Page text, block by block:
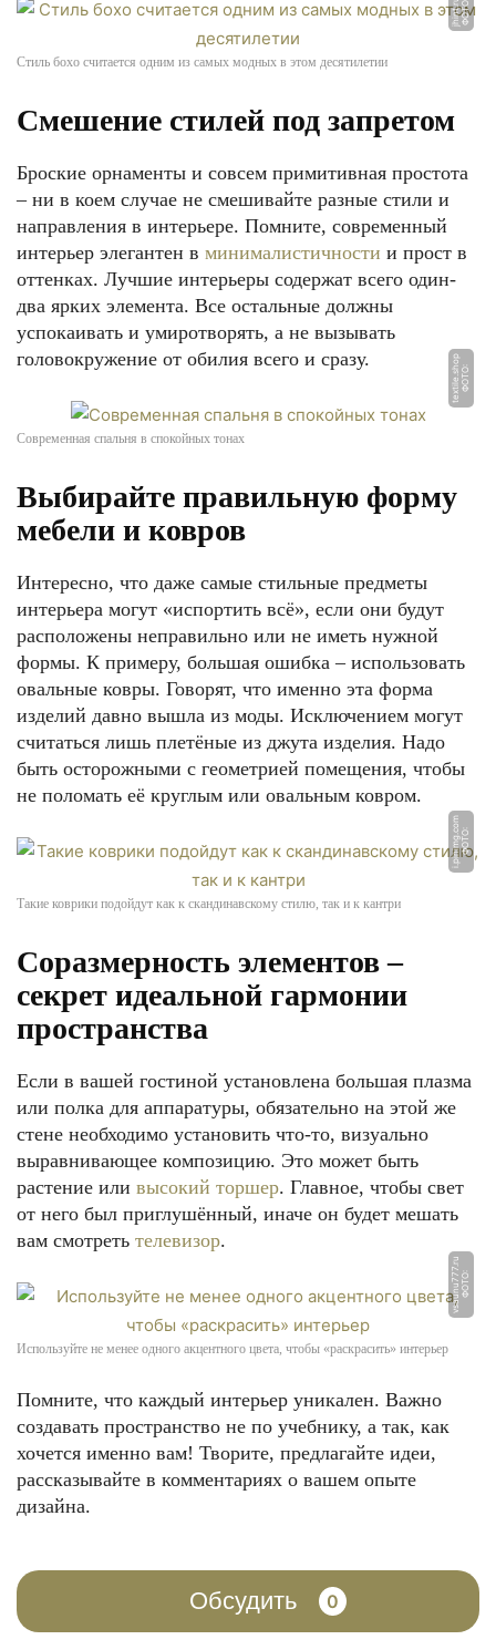
Ф
О
Т
О:
j
hi
n
t.
r
u
Стиль бохо считается одним из самых модных в этом десятилетии
Смешение стилей под запретом
Броские орнаменты и совсем примитивная простота
– ни в коем случае не смешивайте разные стили и
направления в интерьере. Помните, современный
интерьер элегантен в минималистичности и прост в
оттенках. Лучшие интерьеры содержат всего один-
два ярких элемента. Все остальные должны
успокаивать и умиротворять, а не вызывать
головокружение от обилия всего и сразу.
Ф
О
Т
О:
t
e
x
til
e.
s
h
o
p
Современная спальня в спокойных тонах
Выбирайте правильную форму
мебели и ковров
Интересно, что даже самые стильные предметы
интерьера могут «испортить всё», если они будут
расположены неправильно или не иметь нужной
формы. К примеру, большая ошибка – использовать
овальные ковры. Говорят, что именно эта форма
изделий давно вышла из моды. Исключением могут
считаться лишь плетёные из джута изделия. Надо
быть осторожными с геометрией помещения, чтобы
не поломать её круглым или овальным ковром.
Ф
О
Т
О:
i.
pi
ni
m
g.
c
o
m
Такие коврики подойдут как к скандинавскому стилю, так и к кантри
Соразмерность элементов –
секрет идеальной гармонии
пространства
Если в вашей гостиной установлена большая плазма
или полка для аппаратуры, обязательно на этой же
стене необходимо установить что-то, визуально
выравнивающее композицию. Это может быть
растение или высокий торшер. Главное, чтобы свет
от него был приглушённый, иначе он будет мешать
вам смотреть телевизор.
Ф
О
Т
О:
v
s
a
u
n
u
7
7
7.
r
u
Используйте не менее одного акцентного цвета, чтобы «раскрасить» интерьер
Помните, что каждый интерьер уникален. Важно
создавать пространство не по учебнику, а так, как
хочется именно вам! Творите, предлагайте идеи,
рассказывайте в комментариях о вашем опыте
дизайна.
Обсудить 0